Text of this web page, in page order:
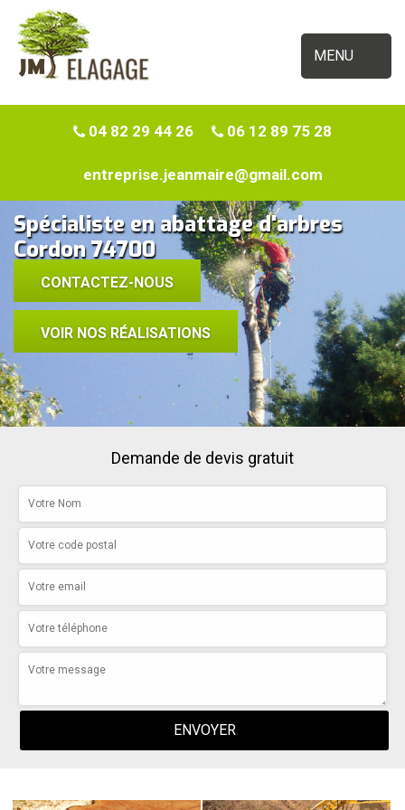
MENU
04 82 29 44 26 06 12 89 75 28
entreprise.jeanmaire@gmail.com
Spécialiste en abattage d'arbres
Cordon 74700
CONTACTEZ-NOUS
VOIR NOS RÉALISATIONS
Demande de devis gratuit